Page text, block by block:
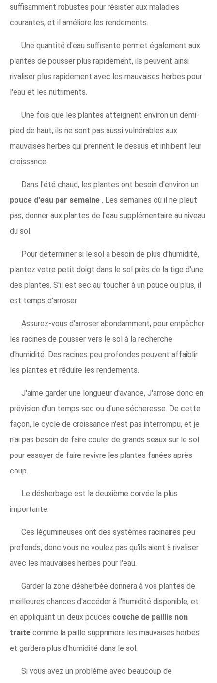
suffisamment robustes pour résister aux maladies
courantes, et il améliore les rendements.
Une quantité d'eau suffisante permet également aux
plantes de pousser plus rapidement, ils peuvent ainsi
rivaliser plus rapidement avec les mauvaises herbes pour
l'eau et les nutriments.
Une fois que les plantes atteignent environ un demi-
pied de haut, ils ne sont pas aussi vulnérables aux
mauvaises herbes qui prennent le dessus et inhibent leur
croissance.
Dans l'été chaud, les plantes ont besoin d'environ un
pouce d'eau par semaine . Les semaines où il ne pleut
pas, donner aux plantes de l'eau supplémentaire au niveau
du sol.
Pour déterminer si le sol a besoin de plus d'humidité,
plantez votre petit doigt dans le sol près de la tige d'une
des plantes. S'il est sec au toucher à un pouce ou plus, il
est temps d'arroser.
Assurez-vous d'arroser abondamment, pour empêcher
les racines de pousser vers le sol à la recherche
d'humidité. Des racines peu profondes peuvent affaiblir
les plantes et réduire les rendements.
J'aime garder une longueur d'avance, J'arrose donc en
prévision d'un temps sec ou d'une sécheresse. De cette
façon, le cycle de croissance n'est pas interrompu, et je
n'ai pas besoin de faire couler de grands seaux sur le sol
pour essayer de faire revivre les plantes fanées après
coup.
Le désherbage est la deuxième corvée la plus
importante.
Ces légumineuses ont des systèmes racinaires peu
profonds, donc vous ne voulez pas qu'ils aient à rivaliser
avec les mauvaises herbes pour l'eau.
Garder la zone désherbée donnera à vos plantes de
meilleures chances d'accéder à l'humidité disponible, et
en appliquant un deux pouces couche de paillis non
traité comme la paille supprimera les mauvaises herbes
et gardera plus d'humidité dans le sol.
Si vous avez un problème avec beaucoup de